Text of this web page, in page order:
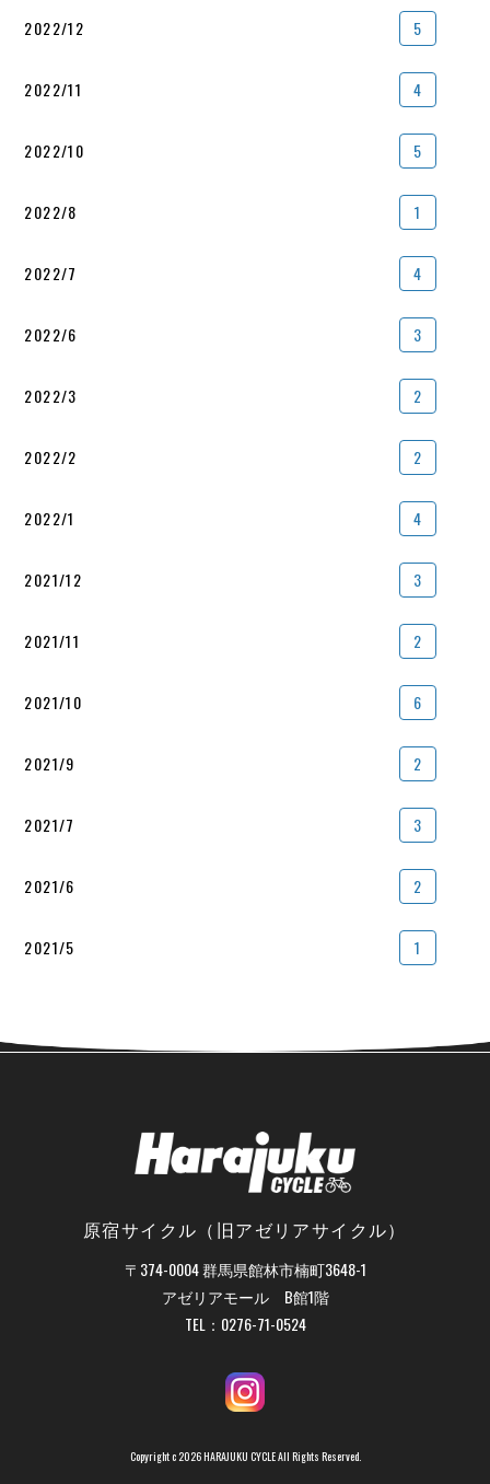
2022/12 5
2022/11 4
2022/10 5
2022/8 1
2022/7 4
2022/6 3
2022/3 2
2022/2 2
2022/1 4
2021/12 3
2021/11 2
2021/10 6
2021/9 2
2021/7 3
2021/6 2
2021/5 1
原宿サイクル（旧アゼリアサイクル）
〒374-0004 群馬県館林市楠町3648-1
アゼリアモール B館1階
TEL： 0276-71-0524
Copyright c 2026 HARAJUKU CYCLE All Rights Reserved.